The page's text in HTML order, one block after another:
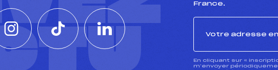
France.
En cliquant sur «
m’envoyer